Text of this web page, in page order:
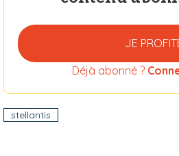
JE
Déjà abonné ?
stellantis